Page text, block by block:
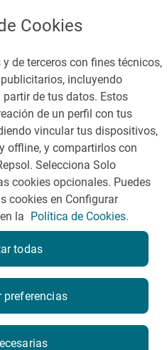
con el restaurante.
Sala de prensa
de cookies Nota legal
Cookies
de terceros con fines técnicos,
incluyendo
de tus datos. Estos
de un perfil con tus
vincular tus dispositivos,
offline, y compartirlos con
Selecciona Solo
cookies opcionales. Puedes
cookies en Configurar
la Política de Cookies.
preferencias
todas